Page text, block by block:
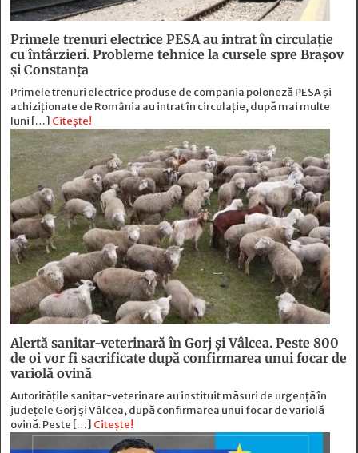
Primele trenuri electrice PESA au intrat în circulație
cu întârzieri. Probleme tehnice la cursele spre Brașov
și Constanța
Primele trenuri electrice produse de compania poloneză PESA și
achiziționate de România au intrat în circulație, după mai multe
luni […] Citește!
Alertă sanitar-veterinară în Gorj și Vâlcea. Peste 800
de oi vor fi sacrificate după confirmarea unui focar de
variolă ovină
Autoritățile sanitar-veterinare au instituit măsuri de urgență în
județele Gorj și Vâlcea, după confirmarea unui focar de variolă
ovină. Peste […] Citește!